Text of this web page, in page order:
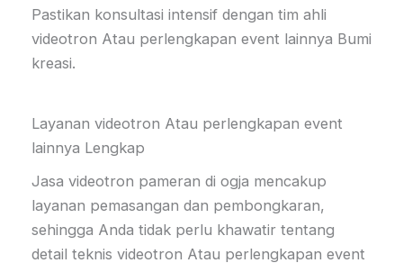
Pastikan konsultasi intensif dengan tim ahli
videotron Atau perlengkapan event lainnya Bumi
kreasi.
Layanan videotron Atau perlengkapan event
lainnya Lengkap
Jasa videotron pameran di ogja mencakup
layanan pemasangan dan pembongkaran,
sehingga Anda tidak perlu khawatir tentang
detail teknis videotron Atau perlengkapan event